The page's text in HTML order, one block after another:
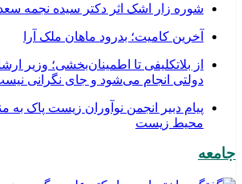
شوره زار اشک اثر دکتر سیده نجمه
​آخرین کامیت؛ بدرود ماهان ملک آرا
از بلاتکلیفی تا اطمینان‌بخشی؛ وزیر
دولتی انجام می‌شود و جای نگرانی
پیام دبیر انجمن نوآوران زیست پاک به
محیط زیست
جامعه